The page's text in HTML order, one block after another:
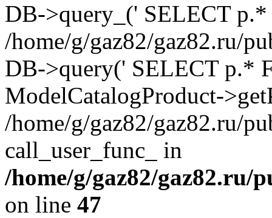
DB->query_(' SELECT
/home/g/gaz82/gaz82.ru/
DB->query(' SELECT p.*
ModelCatalogProduct-
/home/g/gaz82/gaz82.ru/
call_user_func_ in
/home/g/gaz82/
on line 47